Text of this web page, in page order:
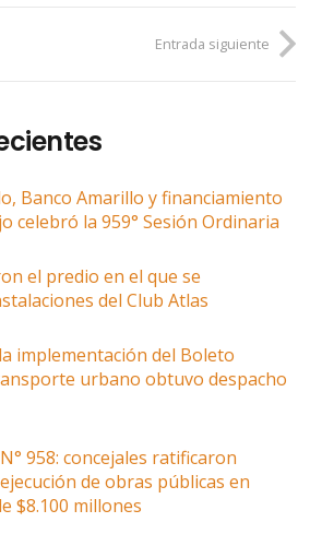
Entrada siguiente
Banco Amarillo y financiamiento
celebró la 959° Sesión Ordinaria
el predio en el que se
del Club Atlas
implementación del Boleto
urbano obtuvo despacho
958: concejales ratificaron
de obras públicas en
$8.100 millones